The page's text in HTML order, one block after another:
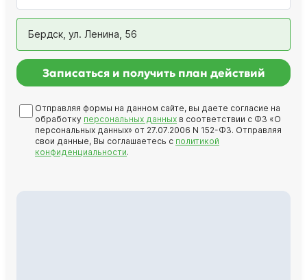
Бердск, ул. Ленина, 56
Записаться и получить план действий
Отправляя формы на данном сайте, вы даете согласие на
обработку персональных данных в соответствии с ФЗ «О
персональных данных» от 27.07.2006 N 152-ФЗ. Отправляя
свои данные, Вы соглашаетесь с политикой
конфиденциальности.